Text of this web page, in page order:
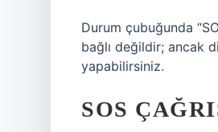
Durum çubuğunda
bağlı değildir; ancak
yapabilirsiniz.
SOS